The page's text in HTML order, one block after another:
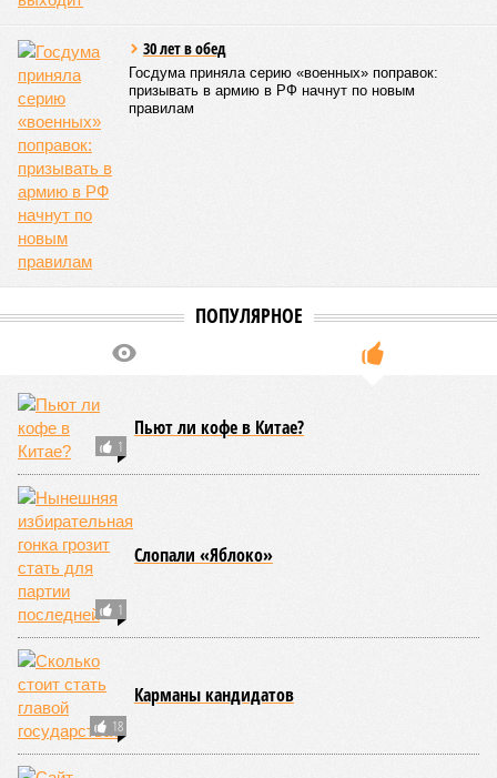
развитых цивилизаций. Но мы снова возвращаемся к
катастрофическим изменениям в ДНК, которые начисто
вычёркивают эти цифры из всех возможных вариантов
долголетия.
«При устранении всех остальных причин
теоретическую среднюю продолжительность жизни с
1759 до 156 лет»
из ключевых авторов исследования, научный сотрудник
Центра био- и медицинских технологий Сколтеха и
(AIRI).
Интересно, что некоторые ткани нашего организма более
устойчивы к соматическим мутациям, чем другие. В
частности, клетки печени: они с радостью заменят старые,
миокарда (среднего слоя сердечной мышцы) и нейроны
(клетки головного мозга) гораздо более подвержены
мутациям: если их функция деления и размножения
утрачена, восстановить её невозможно. Когда они
перестают функционировать, отказывают сердце и мозг,
что, разумеется, приводит к смерти. Авторы исследования
называют эти типы клеток «критическими точками
ограничения продолжительности жизни».
Причина ясна, но будущее в тумане
Получается, что бедная несчастная печень, вынужденная
переваривать вредную пищу и прочий алкоголь на
ежедневной основе, могла бы прожить десятки тысяч лет!
А вот мозг, от которого эта печень полностью зависит, – нет.
Согласно сколковской модели повреждение одних только
нейронов сокращает среднюю продолжительность жизни